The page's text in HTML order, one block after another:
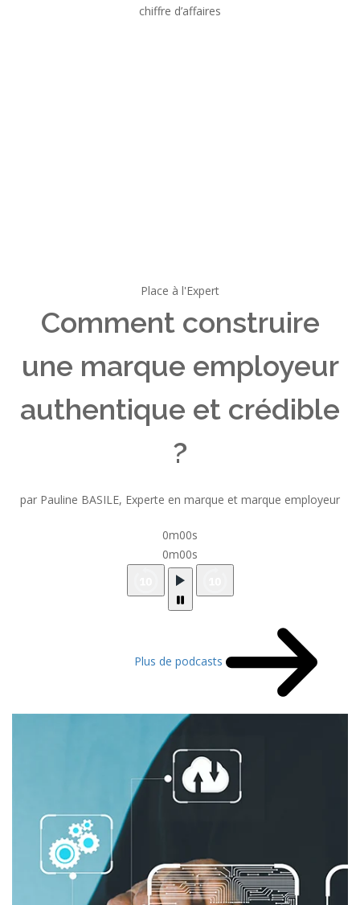
chiffre d’affaires
Place à l'Expert
Comment construire
une marque employeur
authentique et crédible
?
par Pauline BASILE, Experte en marque et marque employeur
0m00s
0m00s
Plus de podcasts